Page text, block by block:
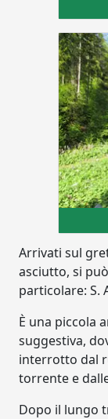
Arrivati sul
asciutto, si
particolare: S.
È una piccola
suggestiva,
interrotto dal
torrente e
Dopo il lungo